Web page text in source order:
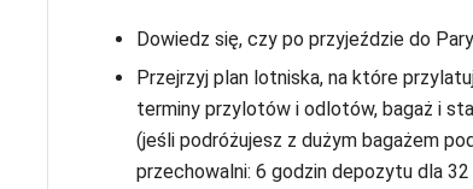
Dowiedz się, czy po przyjeździe do
Przejrzyj plan lotniska, na które
terminy przylotów i odlotów, bagaż i
(jeśli podróżujesz z dużym bagażem
przechowalni: 6 godzin depozytu dla